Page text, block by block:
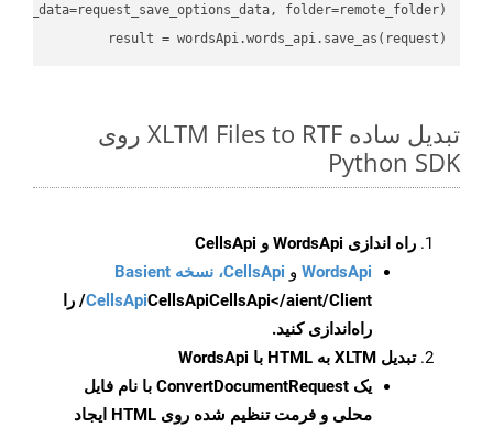
folder=remote_folder)
result = wordsApi.words_api.save_as(request)
تبدیل ساده XLTM Files to RTF روی
Python SDK
راه اندازی WordsApi و CellsApi
WordsApi و CellsApi، نسخه Basient
CellsApiCellsApi
CellsApi</aient/Client/ را
راه‌اندازی کنید.
تبدیل XLTM به HTML با WordsApi
یک ConvertDocumentRequest با نام فایل
محلی و فرمت تنظیم شده روی HTML ایجاد